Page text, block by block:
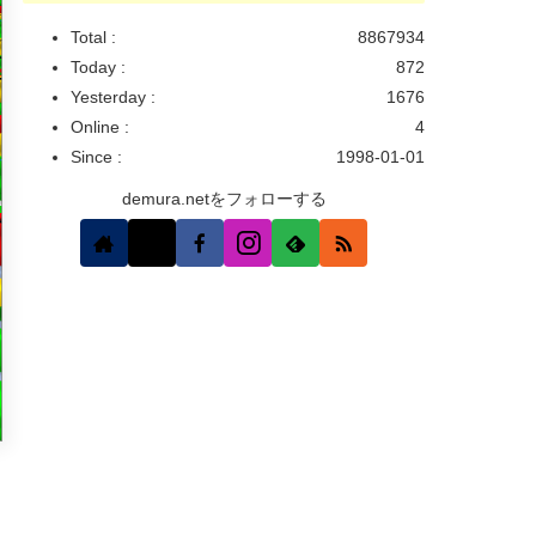
8867934
Total :
872
Today :
1676
Yesterday :
4
Online :
1998-01-01
Since :
demura.netをフォローする